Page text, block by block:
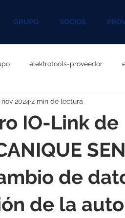
GRUPO SOCIOS
elektrotools-proveedor
P060000 elektrotools-
P096000 elektrotools-
P046000 elektrotools-
IO-Link de
de
de la
2024 2 min de lectura